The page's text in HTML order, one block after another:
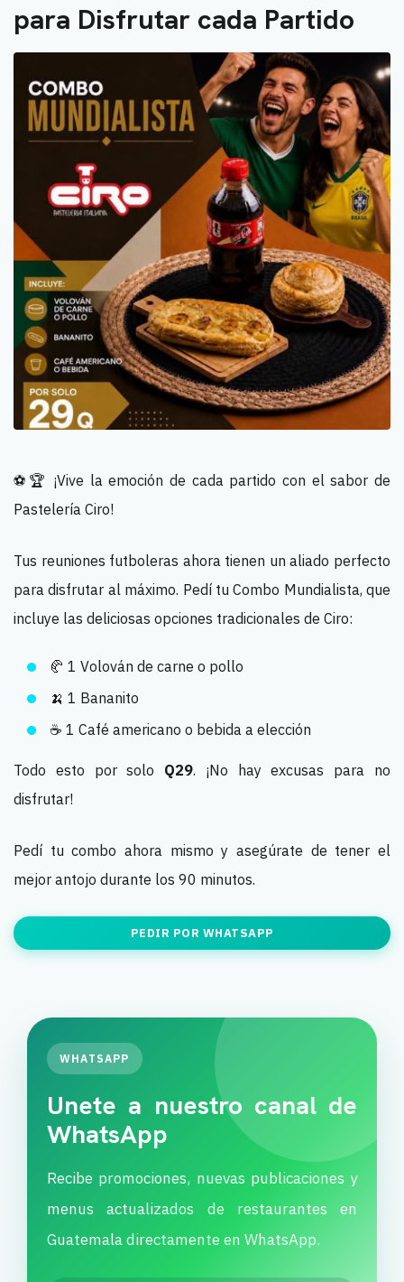
para Disfrutar cada Partido
⚽🏆 ¡Vive la emoción de cada partido con el sabor de
Pastelería Ciro!
Tus reuniones futboleras ahora tienen un aliado perfecto
para disfrutar al máximo. Pedí tu Combo Mundialista, que
incluye las deliciosas opciones tradicionales de Ciro:
🥐 1 Volován de carne o pollo
🍌 1 Bananito
☕ 1 Café americano o bebida a elección
Todo esto por solo Q29. ¡No hay excusas para no
disfrutar!
Pedí tu combo ahora mismo y asegúrate de tener el
mejor antojo durante los 90 minutos.
PEDIR POR WHATSAPP
WHATSAPP
Unete a nuestro canal de
WhatsApp
Recibe promociones, nuevas publicaciones y
menus actualizados de restaurantes en
Guatemala directamente en WhatsApp.